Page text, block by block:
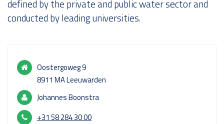
defined by the private and public water sector and
conducted by leading universities.
Oostergoweg 9
8911 MA Leeuwarden
Johannes Boonstra
+31 58 284 30 00